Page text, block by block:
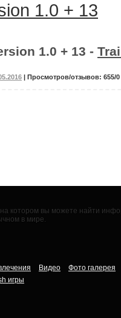
1.0 + 13
1.0 + 13 -
| Просмотров/отзывов: 655/0
котором вы можете найти
в мире.
Видео
Фото галерея
игры